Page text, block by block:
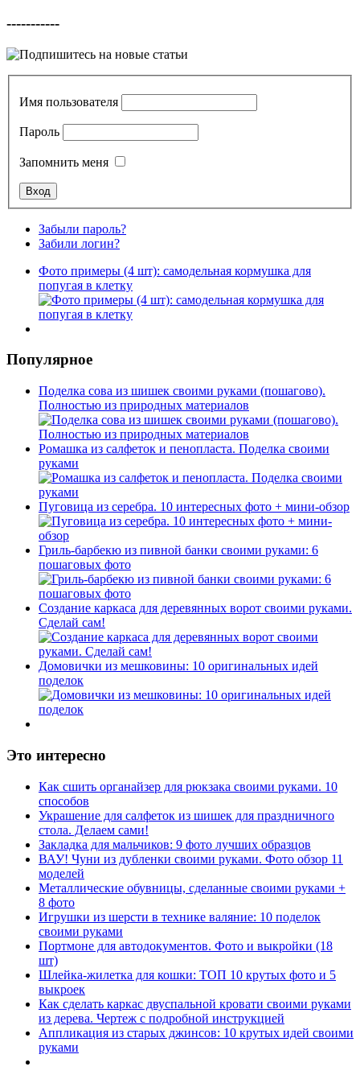
-----------
Имя пользователя
Пароль
Запомнить меня
Забыли пароль?
Забили логин?
Фото примеры (4 шт): самодельная кормушка для
попугая в клетку
Популярное
Поделка сова из шишек своими руками (пошагово).
Полностью из природных материалов
Ромашка из салфеток и пенопласта. Поделка своими
руками
Пуговица из серебра. 10 интересных фото + мини-обзор
Гриль-барбекю из пивной банки своими руками: 6
пошаговых фото
Создание каркаса для деревянных ворот своими руками.
Сделай сам!
Домовички из мешковины: 10 оригинальных идей
поделок
Это интересно
Как сшить органайзер для рюкзака своими руками. 10
способов
Украшение для салфеток из шишек для праздничного
стола. Делаем сами!
Закладка для мальчиков: 9 фото лучших образцов
ВАУ! Чуни из дубленки своими руками. Фото обзор 11
моделей
Металлические обувницы, сделанные своими руками +
8 фото
Игрушки из шерсти в технике валяние: 10 поделок
своими руками
Портмоне для автодокументов. Фото и выкройки (18
шт)
Шлейка-жилетка для кошки: ТОП 10 крутых фото и 5
выкроек
Как сделать каркас двуспальной кровати своими руками
из дерева. Чертеж с подробной инструкцией
Аппликация из старых джинсов: 10 крутых идей своими
руками